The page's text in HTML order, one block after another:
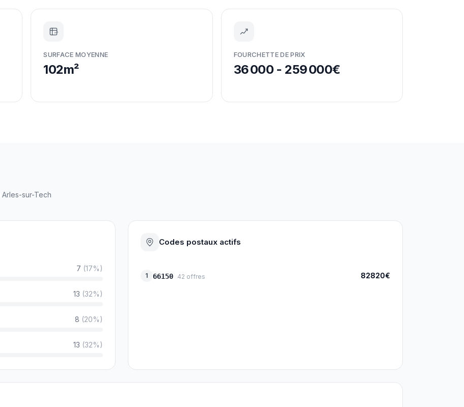
m²
SURFACE MOYENNE
102m²
FOURCHETTE DE PRIX
36 000 - 259 000€
Arles-sur-Tech
7 (17%)
13 (32%)
8 (20%)
13 (32%)
Codes postaux actifs
1 66150 42 offres 82820€